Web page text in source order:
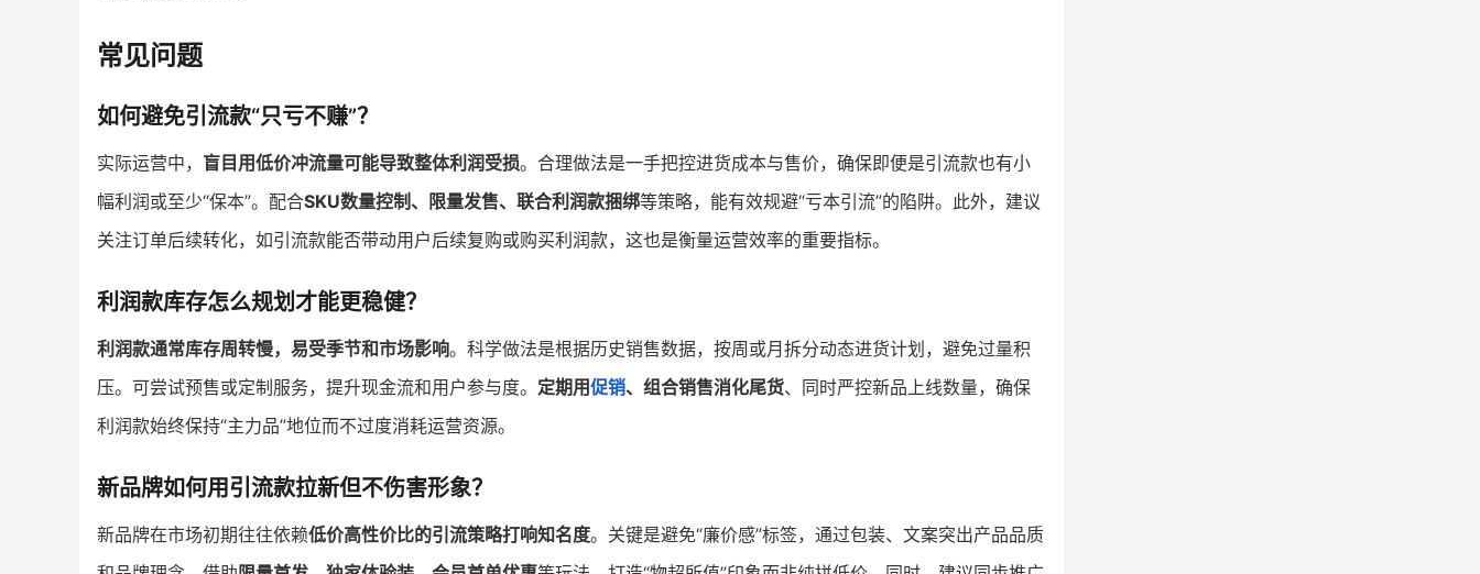
常见问题
如何避免引流款“只亏不赚”？
实际运营中， 盲目用低价冲流量可能导致整体利润受损。合理做法是一手把控进货成本与售价，确保即便是引流款也有小
幅利润或至少“保本”。配合SKU数量控制、限量发售、联合利润款捆绑等策略，能有效规避“亏本引流”的陷阱。此外，建议
关注订单后续转化，如引流款能否带动用户后续复购或购买利润款，这也是衡量运营效率的重要指标。
利润款库存怎么规划才能更稳健？
利润款通常库存周转慢，易受季节和市场影响。科学做法是根据历史销售数据，按周或月拆分动态进货计划，避免过量积
压。可尝试预售或定制服务，提升现金流和用户参与度。 定期用促销、组合销售消化尾货、同时严控新品上线数量，确保
利润款始终保持“主力品”地位而不过度消耗运营资源。
新品牌如何用引流款拉新但不伤害形象？
新品牌在市场初期往往依赖低价高性价比的引流策略打响知名度。关键是避免“廉价感”标签，通过包装、文案突出产品品质